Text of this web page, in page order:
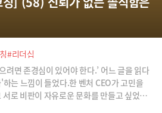
#리더십
려면 존경심이 있어야 한다.’ 어느 글을 읽다
는 느낌이 들었다.한 벤처 CEO가 고민을
로 비판이 자유로운 문화를 만들고 싶었습